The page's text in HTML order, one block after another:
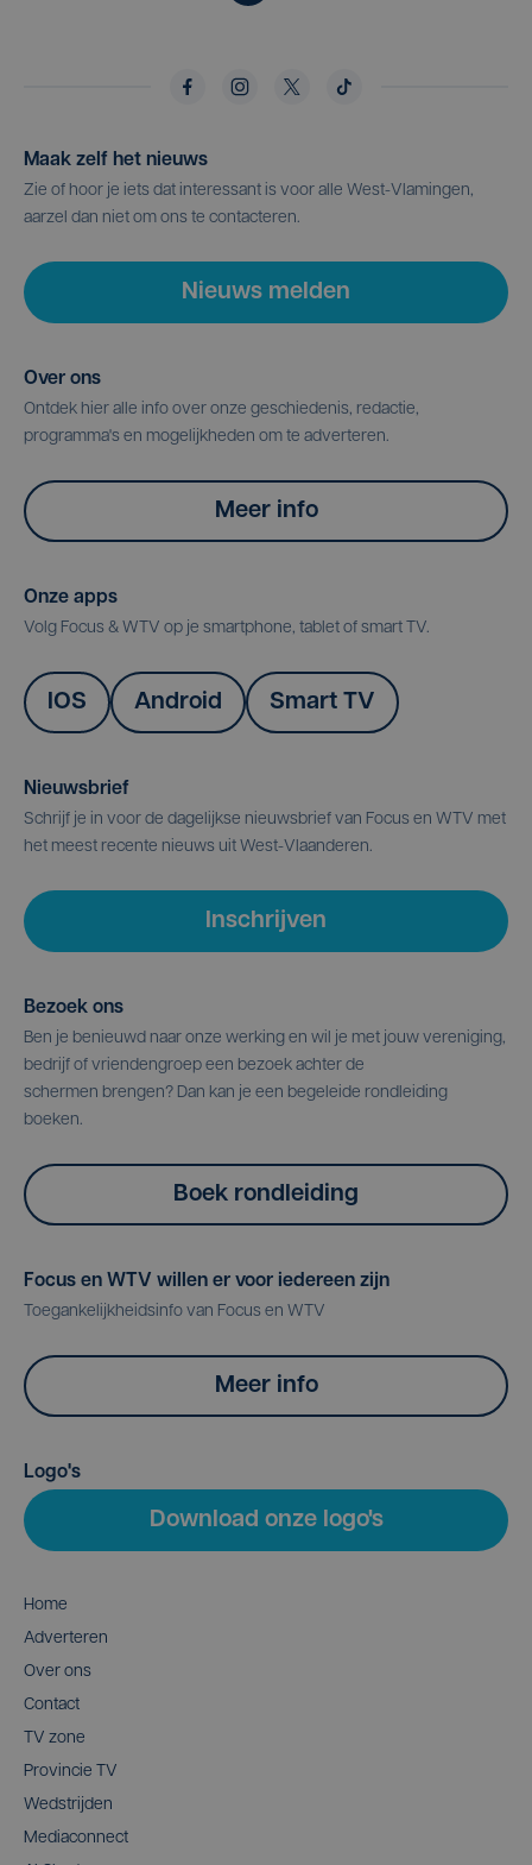
Maak zelf het nieuws
Zie of hoor je iets dat interessant is voor alle West-Vlamingen,
aarzel dan niet om ons te contacteren.
Nieuws melden
Over ons
Ontdek hier alle info over onze geschiedenis, redactie,
programma's en mogelijkheden om te adverteren.
Meer info
Onze apps
Volg Focus & WTV op je smartphone, tablet of smart TV.
IOS Android Smart TV
Nieuwsbrief
Schrijf je in voor de dagelijkse nieuwsbrief van Focus en WTV met
het meest recente nieuws uit West-Vlaanderen.
Inschrijven
Bezoek ons
Ben je benieuwd naar onze werking en wil je met jouw vereniging,
bedrijf of vriendengroep een bezoek achter de
schermen brengen? Dan kan je een begeleide rondleiding
boeken.
Boek rondleiding
Focus en WTV willen er voor iedereen zijn
Toegankelijkheidsinfo van Focus en WTV
Meer info
Logo's
Download onze logo's
Home
Adverteren
Over ons
Contact
TV zone
Provincie TV
Wedstrijden
Mediaconnect